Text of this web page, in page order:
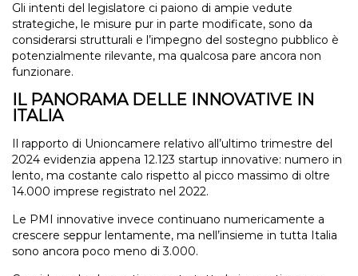
Gli intenti del legislatore ci paiono di ampie vedute
strategiche, le misure pur in parte modificate, sono da
considerarsi strutturali e l’impegno del sostegno pubblico è
potenzialmente rilevante, ma qualcosa pare ancora non
funzionare.
IL PANORAMA DELLE INNOVATIVE IN
ITALIA
Il rapporto di Unioncamere relativo all’ultimo trimestre del
2024 evidenzia appena 12.123 startup innovative: numero in
lento, ma costante calo rispetto al picco massimo di oltre
14.000 imprese registrato nel 2022.
Le PMI innovative invece continuano numericamente a
crescere seppur lentamente, ma nell’insieme in tutta Italia
sono ancora poco meno di 3.000.